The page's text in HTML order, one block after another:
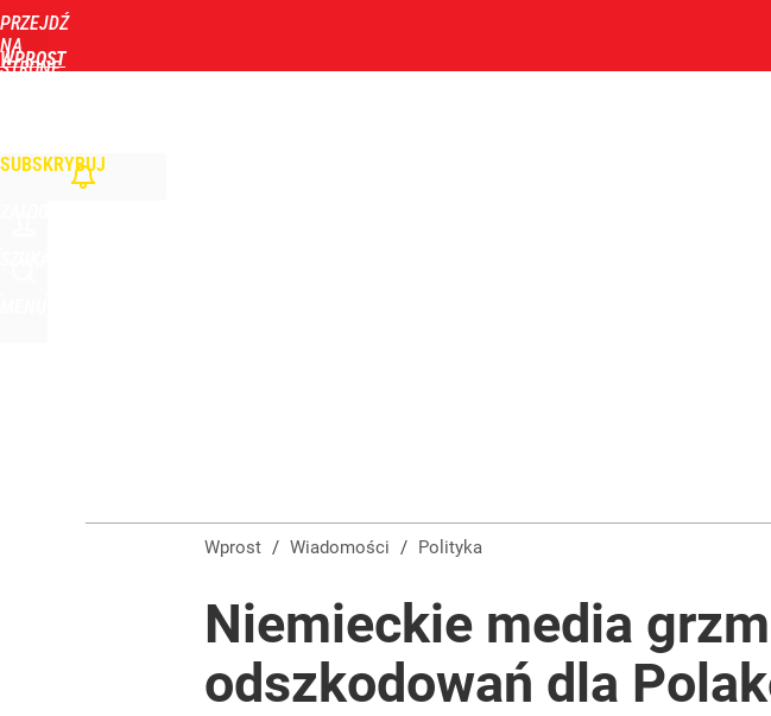
PRZEJDŹ
NA
STRONĘ
WPROST
SUBSKRYBUJ
Wprost / Wiadomości / Polityka
Niemieckie media
odszkodowań dla